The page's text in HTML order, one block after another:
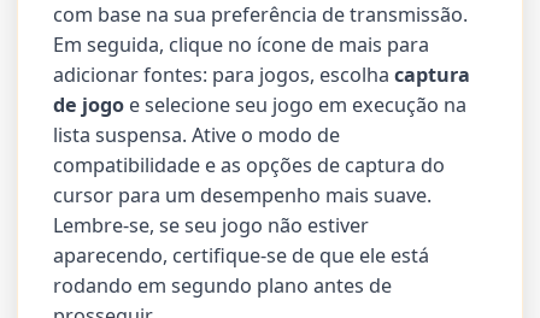
com base na sua preferência de transmissão.
Em seguida, clique no ícone de mais para
adicionar fontes: para jogos, escolhacaptura
de jogo e selecione seu jogo em execução na
lista suspensa. Ative o modo de
compatibilidade e as opções de captura do
cursor para um desempenho mais suave.
Lembre-se, se seu jogo não estiver
aparecendo, certifique-se de que ele está
rodando em segundo plano antes de